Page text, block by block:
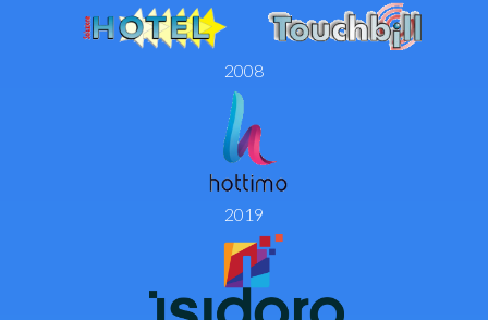
2008
2019